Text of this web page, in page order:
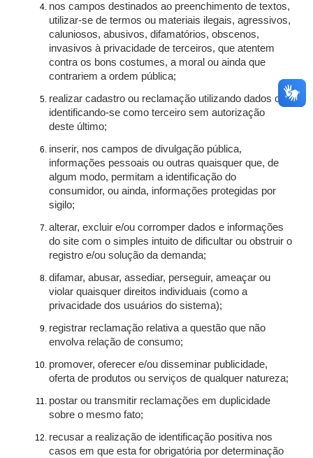
nos campos destinados ao preenchimento de textos,
utilizar-se de termos ou materiais ilegais, agressivos,
caluniosos, abusivos, difamatórios, obscenos,
invasivos à privacidade de terceiros, que atentem
contra os bons costumes, a moral ou ainda que
contrariem a ordem pública;
realizar cadastro ou reclamação utilizando dados ou
identificando-se como terceiro sem autorização
deste último;
inserir, nos campos de divulgação pública,
informações pessoais ou outras quaisquer que, de
algum modo, permitam a identificação do
consumidor, ou ainda, informações protegidas por
sigilo;
alterar, excluir e/ou corromper dados e informações
do site com o simples intuito de dificultar ou obstruir o
registro e/ou solução da demanda;
difamar, abusar, assediar, perseguir, ameaçar ou
violar quaisquer direitos individuais (como a
privacidade dos usuários do sistema);
registrar reclamação relativa a questão que não
envolva relação de consumo;
promover, oferecer e/ou disseminar publicidade,
oferta de produtos ou serviços de qualquer natureza;
postar ou transmitir reclamações em duplicidade
sobre o mesmo fato;
recusar a realização de identificação positiva nos
casos em que esta for obrigatória por determinação